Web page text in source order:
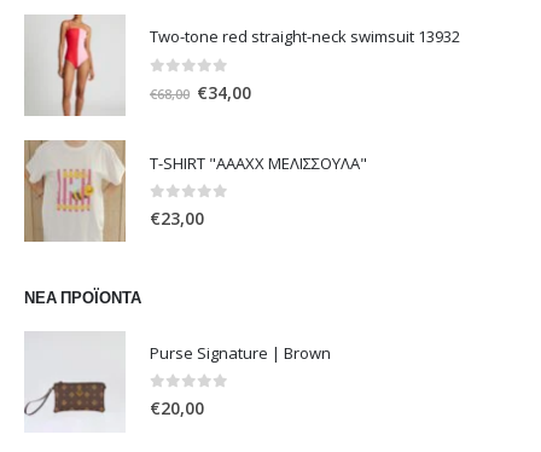
€108,00.είναι:
Two-tone red straight-neck swimsuit 13932
€68,00 Original
€68,00.
€34,00Η
είναι:
T-SHIRT "ΑΑΑΧΧ ΜΕΛΙΣΣΟΥΛΑ"
0 out of 5
€23,00
ΝΈΑ ΠΡΟΪΌΝΤΑ
Purse Signature | Brown
0 out of 5
€20,00